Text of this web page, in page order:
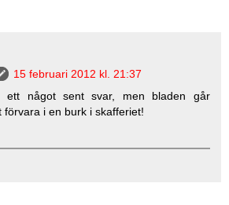
15 februari 2012 kl. 21:37
ett något sent svar, men bladen går
förvara i en burk i skafferiet!